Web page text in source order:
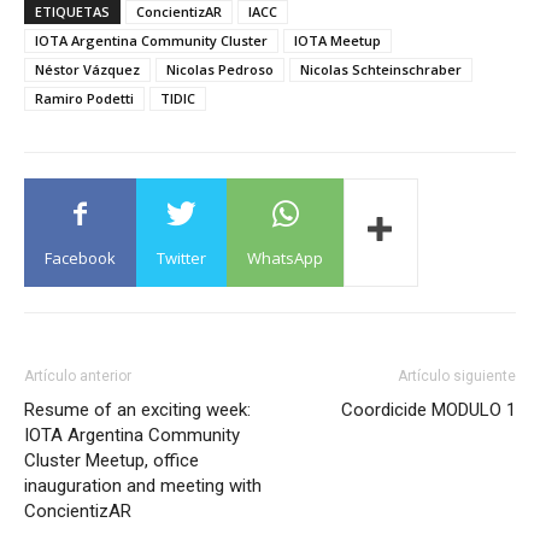
ETIQUETAS ConcientizAR
IACC
IOTA Argentina Community Cluster
IOTA Meetup
Néstor Vázquez
Nicolas Pedroso
Nicolas Schteinschraber
Ramiro Podetti
TIDIC
Facebook Twitter WhatsApp
Artículo anterior
Resume of an exciting week:
IOTA Argentina Community
Cluster Meetup, office
inauguration and meeting with
ConcientizAR
Artículo siguiente
Coordicide MODULO 1